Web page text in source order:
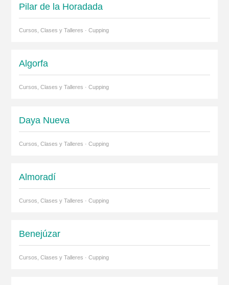
Pilar de la Horadada
Cursos, Clases y Talleres · Cupping
Algorfa
Cursos, Clases y Talleres · Cupping
Daya Nueva
Cursos, Clases y Talleres · Cupping
Almoradí
Cursos, Clases y Talleres · Cupping
Benejúzar
Cursos, Clases y Talleres · Cupping